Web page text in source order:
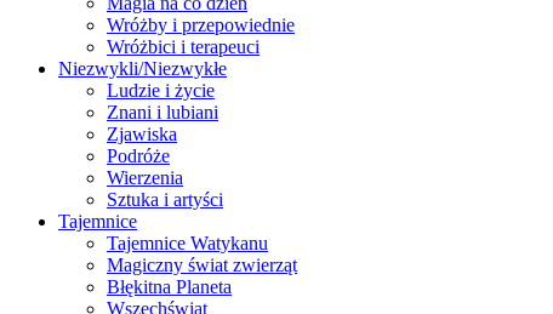
Wróżby i przepowiednie
Wróżbici i terapeuci
Niezwykli/Niezwykłe
Ludzie i życie
Znani i lubiani
Zjawiska
Podróże
Wierzenia
Sztuka i artyści
Tajemnice
Tajemnice Watykanu
Magiczny świat zwierząt
Błękitna Planeta
Wszechświat